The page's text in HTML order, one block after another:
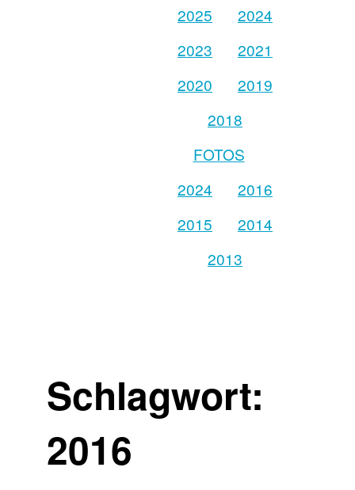
2025
2024
2023
2021
2020
2019
2018
FOTOS
2024
2016
2015
2014
2013
Schlagwort:
2016